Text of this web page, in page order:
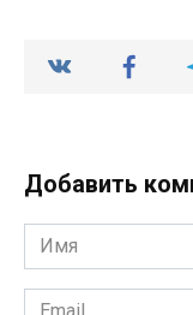
Добавить
Имя
*
Email